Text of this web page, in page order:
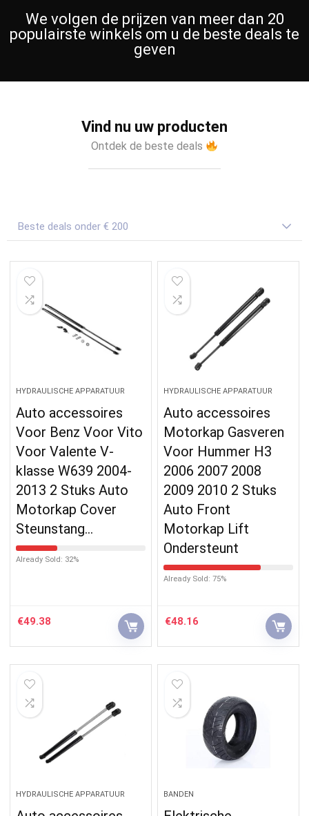
We volgen de prijzen van meer dan 20
populairste winkels om u de beste deals te
geven
Vind nu uw producten
Ontdek de beste deals
Beste deals onder € 200
HYDRAULISCHE APPARATUUR
Auto accessoires
Voor Benz Voor Vito
Voor Valente V-
klasse W639 2004-
2013 2 Stuks Auto
Motorkap Cover
Steunstang…
Already Sold: 32%
€49.38
HYDRAULISCHE APPARATUUR
Auto accessoires
Motorkap Gasveren
Voor Hummer H3
2006 2007 2008
2009 2010 2 Stuks
Auto Front
Motorkap Lift
Ondersteunt
Already Sold: 75%
€48.16
HYDRAULISCHE APPARATUUR BANDEN